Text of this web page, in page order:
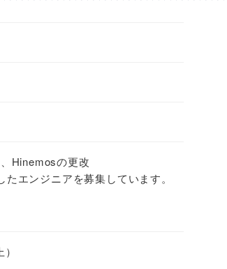
Hinemosの更改
エンジニアを募集しています。